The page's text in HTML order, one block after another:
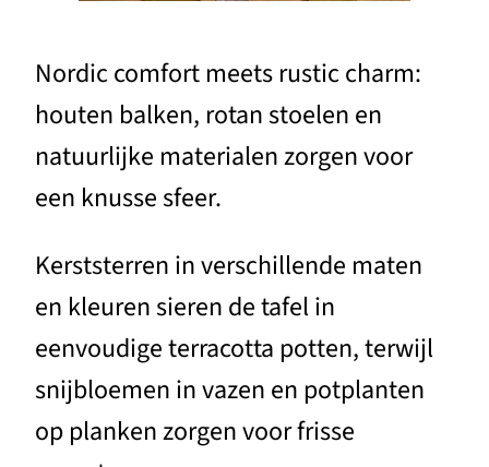
Nordic comfort meets rustic charm:
houten balken, rotan stoelen en
natuurlijke materialen zorgen voor
een knusse sfeer.
Kerststerren in verschillende maten
en kleuren sieren de tafel in
eenvoudige terracotta potten, terwijl
snijbloemen in vazen en potplanten
op planken zorgen voor frisse